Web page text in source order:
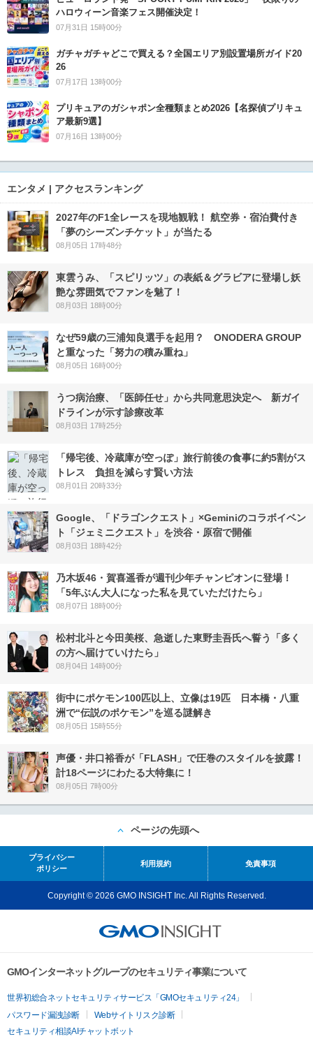
ハロウィーン音楽フェス開催決定！
07月31日 15時00分
ガチャガチャどこで買える？全国エリア別設置場所ガイド20
26
07月17日 13時00分
プリキュアのガシャポン全種類まとめ2026【名探偵プリキュ
ア最新9選】
07月16日 13時00分
エンタメ | アクセスランキング
2027年のF1全レースを現地観戦！ 航空券・宿泊費付き
「夢のシーズンチケット」が当たる
08月05日 17時48分
東雲うみ、「スピリッツ」の表紙＆グラビアに登場し妖
艶な雰囲気でファンを魅了！
08月03日 18時00分
なぜ59歳の三浦知良選手を起用？ ONODERA GROUP
と重なった「努力の積み重ね」
08月05日 16時00分
うつ病治療、「医師任せ」から共同意思決定へ 新ガイ
ドラインが示す診療改革
08月03日 17時25分
「帰宅後、冷蔵庫が空っぽ」旅行前後の食事に約5割がス
トレス 負担を減らす賢い方法
08月01日 20時33分
Google、「ドラゴンクエスト」×Geminiのコラボイベン
ト「ジェミニクエスト」を渋谷・原宿で開催
08月03日 18時42分
乃木坂46・賀喜遥香が週刊少年チャンピオンに登場！
「5年ぶん大人になった私を見ていただけたら」
08月07日 18時00分
松村北斗と今田美桜、急逝した東野圭吾氏へ誓う「多く
の方へ届けていけたら」
08月04日 14時00分
街中にポケモン100匹以上、立像は19匹 日本橋・八重
洲で“伝説のポケモン”を巡る謎解き
08月05日 15時55分
声優・井口裕香が「FLASH」で圧巻のスタイルを披露！
計18ページにわたる大特集に！
08月05日 7時00分
ページの先頭へ
プライバシー
ポリシー
利用規約 免責事項
Copyright © 2026 GMO INSIGHT Inc. All Rights Reserved.
GMOインターネットグループのセキュリティ事業について
世界初総合ネットセキュリティサービス「GMOセキュリティ24」
パスワード漏洩診断
Webサイトリスク診断
セキュリティ相談AIチャットボット